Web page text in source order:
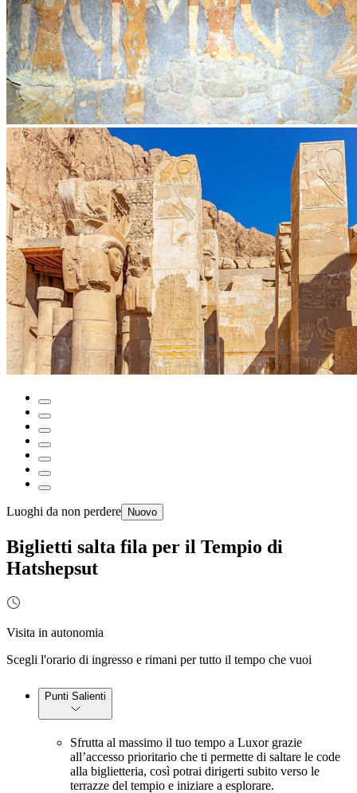
Luoghi da non perdere Nuovo
Biglietti salta fila per il Tempio di
Hatshepsut
Visita in autonomia
Scegli l'orario di ingresso e rimani per tutto il tempo che vuoi
Punti Salienti
Sfrutta al massimo il tuo tempo a Luxor grazie
all’accesso prioritario che ti permette di saltare le code
alla biglietteria, così potrai dirigerti subito verso le
terrazze del tempio e iniziare a esplorare.